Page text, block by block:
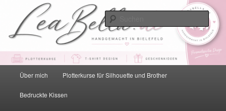
primären
springen
sekundären
springenLeaBella.de – Handgemacht in
Bielefeld
HauptmenüÜber mich Plotterkurse für Silhouette und Brother
Bedruckte Kissen